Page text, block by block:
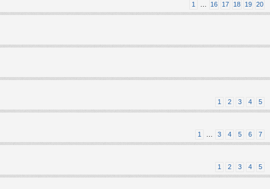
1 16 17 18 19 20
1 2 3 4 5
1 3 4 5 6 7
1 2 3 4 5